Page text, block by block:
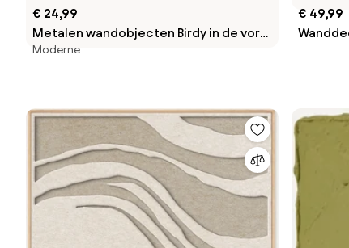
€ 24,99
Metalen wandobjecten Birdy in de vorm
van vogels, set van 2
Moderne
€ 49,99